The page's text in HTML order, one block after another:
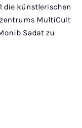
die künstlerischen
MultiCult
Sadat zu